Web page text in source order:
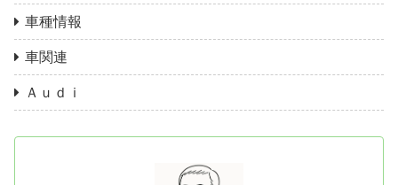
車種情報
車関連
Ａｕｄｉ